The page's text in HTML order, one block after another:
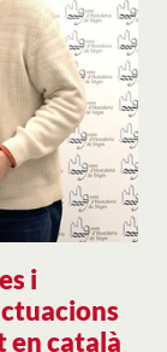
i
en català